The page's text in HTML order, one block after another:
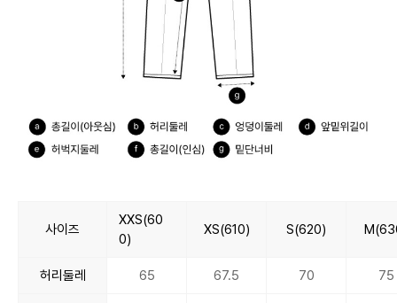
사이즈
XXS(60
0)
XS(610) S(620)
허리둘레 65 67.5 70 75